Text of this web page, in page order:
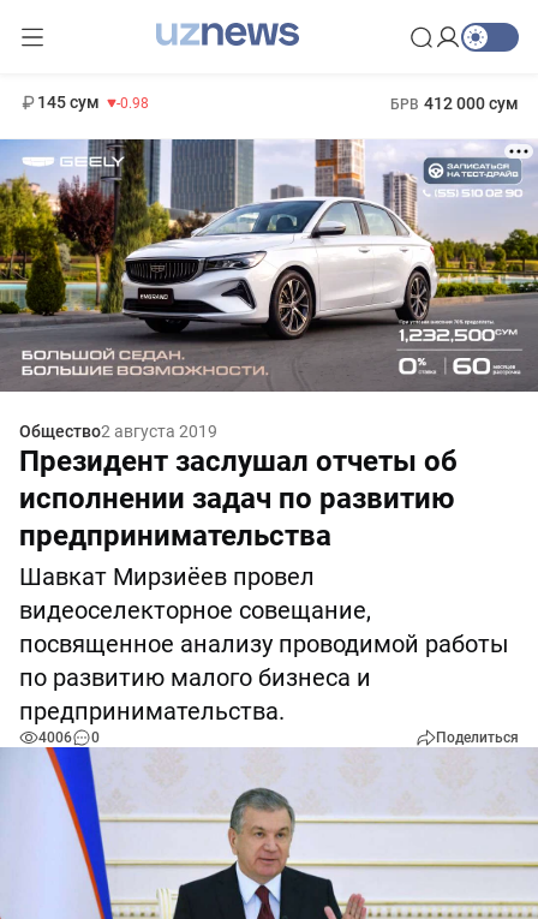
145 сум -0.98 БРВ 412 000 сум
Общество2 августа 2019
Президент заслушал отчеты об
исполнении задач по развитию
предпринимательства
Шавкат Мирзиёев провел
видеоселекторное совещание,
посвященное анализу проводимой работы
по развитию малого бизнеса и
предпринимательства.
4006 0 Поделиться